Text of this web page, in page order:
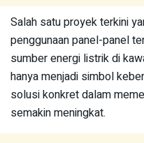
Salah satu proyek terkini
penggunaan panel-panel
sumber energi listrik di
hanya menjadi simbol
solusi konkret dalam
semakin meningkat.